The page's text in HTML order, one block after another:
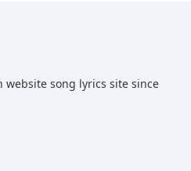
website song lyrics site since